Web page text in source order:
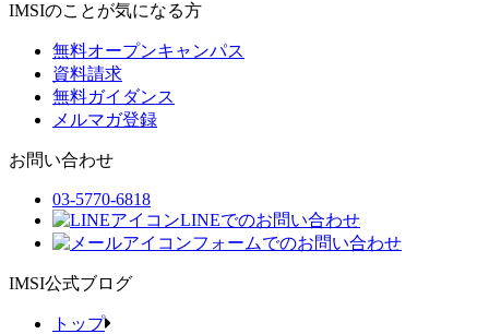
IMSIのことが気になる方
無料オープンキャンパス
資料請求
無料ガイダンス
メルマガ登録
お問い合わせ
03-5770-6818
LINEでのお問い合わせ
フォームでのお問い合わせ
IMSI公式ブログ
トップ